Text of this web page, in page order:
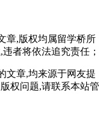
章,版权均属留学桥所
者将依法追究责任；
文章,均来源于网友提
权问题,请联系本站管